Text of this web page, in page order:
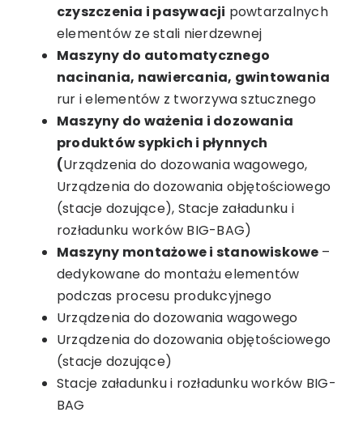
czyszczenia i pasywacji powtarzalnych
elementów ze stali nierdzewnej
Maszyny do automatycznego
nacinania, nawiercania, gwintowania
rur i elementów z tworzywa sztucznego
Maszyny do ważenia i dozowania
produktów sypkich i płynnych
(Urządzenia do dozowania wagowego,
Urządzenia do dozowania objętościowego
(stacje dozujące), Stacje załadunku i
rozładunku worków BIG-BAG)
Maszyny montażowe i stanowiskowe –
dedykowane do montażu elementów
podczas procesu produkcyjnego
Urządzenia do dozowania wagowego
Urządzenia do dozowania objętościowego
(stacje dozujące)
Stacje załadunku i rozładunku worków BIG-
BAG